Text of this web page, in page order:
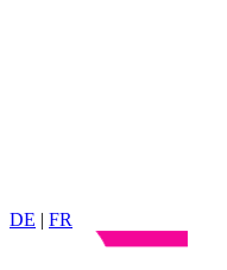
DE | FR